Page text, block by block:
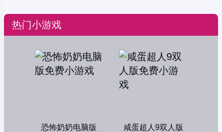
热门小游戏
恐怖奶奶电脑版 咸蛋超人9双人版